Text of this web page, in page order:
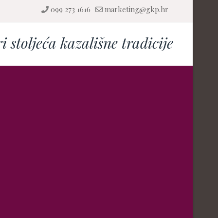
099 273 1616 marketing@gkp.hr
stoljeća kazališne tradicije